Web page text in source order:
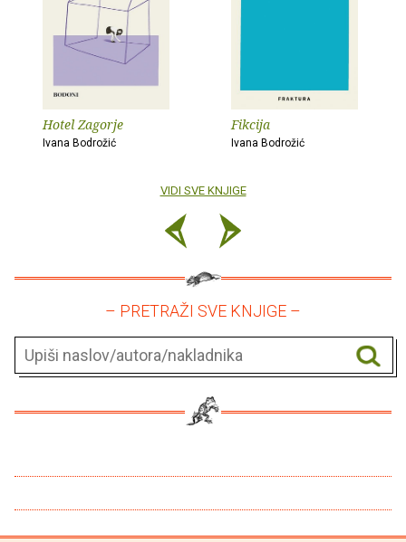
Hotel Zagorje
Ivana Bodrožić
Fikcija
Ivana Bodrožić
VIDI SVE KNJIGE
– PRETRAŽI SVE KNJIGE –